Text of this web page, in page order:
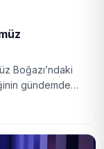
Boğazı’ndaki
gündemde
yöntemlere